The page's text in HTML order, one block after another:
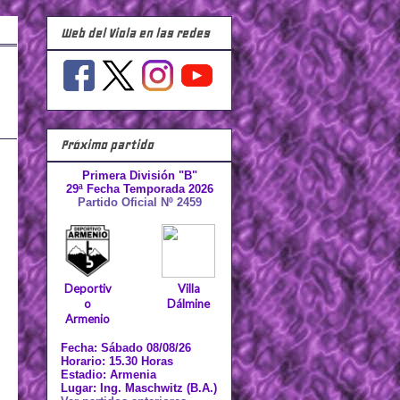
Web del Viola en las redes
Próximo partido
Primera División "B"
29ª Fecha Temporada 2026
Partido Oficial Nº 2459
Deportiv
o
Armenio
Villa
Dálmine
Fecha: Sábado 08/08/26
Horario: 15.30 Horas
Estadio: Armenia
Lugar: Ing. Maschwitz (B.A.)